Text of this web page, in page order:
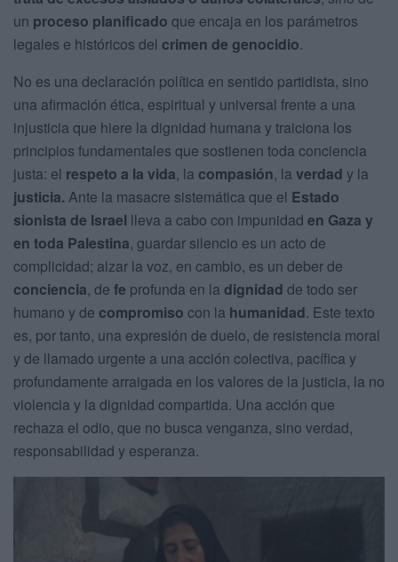
un proceso planificado que encaja en los parámetros
legales e históricos del crimen de genocidio.
No es una declaración política en sentido partidista, sino
una afirmación ética, espiritual y universal frente a una
injusticia que hiere la dignidad humana y traiciona los
principios fundamentales que sostienen toda conciencia
justa: el respeto a la vida, la compasión, la verdad y la
justicia. Ante la masacre sistemática que el Estado
sionista de Israel lleva a cabo con impunidad en Gaza y
en toda Palestina, guardar silencio es un acto de
complicidad; alzar la voz, en cambio, es un deber de
conciencia, de fe profunda en la dignidad de todo ser
humano y de compromiso con la humanidad. Este texto
es, por tanto, una expresión de duelo, de resistencia moral
y de llamado urgente a una acción colectiva, pacífica y
profundamente arraigada en los valores de la justicia, la no
violencia y la dignidad compartida. Una acción que
rechaza el odio, que no busca venganza, sino verdad,
responsabilidad y esperanza.